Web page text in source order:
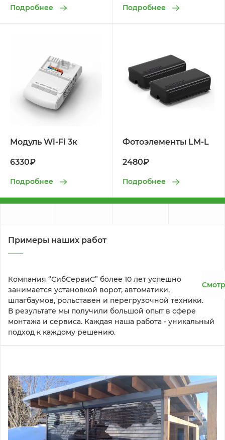
Подробнее Подробнее
Модуль Wi-Fi 3к
6330₽
Подробнее
Фотоэлементы LM-L
2480₽
Подробнее
Примеры наших работ
Компания “СибСервиС” более 10 лет успешно
занимается установкой ворот, автоматики,
шлагбаумов, рольставен и перегрузочной техники.
В результате мы получили большой опыт в сфере
монтажа и сервиса. Каждая наша работа - уникальный
подход к каждому решению.